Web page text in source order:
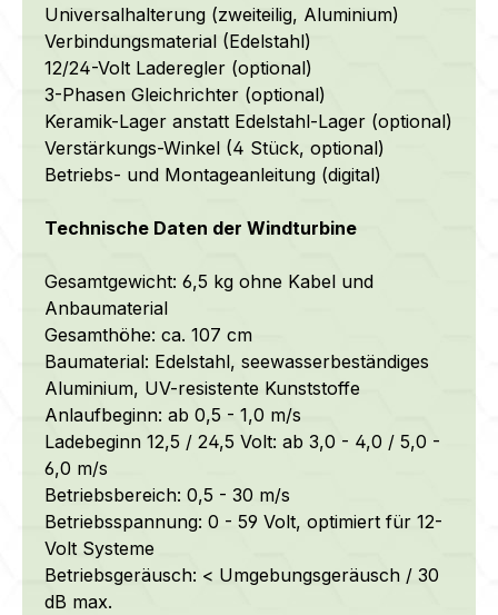
Universalhalterung (zweiteilig, Aluminium)
Verbindungsmaterial (Edelstahl)
12/24-Volt Laderegler (optional)
3-Phasen Gleichrichter (optional)
Keramik-Lager anstatt Edelstahl-Lager (optional)
Verstärkungs-Winkel (4 Stück, optional)
Betriebs- und Montageanleitung (digital)
Technische Daten der Windturbine
Gesamtgewicht: 6,5 kg ohne Kabel und
Anbaumaterial
Gesamthöhe: ca. 107 cm
Baumaterial: Edelstahl, seewasserbeständiges
Aluminium, UV-resistente Kunststoffe
Anlaufbeginn: ab 0,5 - 1,0 m/s
Ladebeginn 12,5 / 24,5 Volt: ab 3,0 - 4,0 / 5,0 -
6,0 m/s
Betriebsbereich: 0,5 - 30 m/s
Betriebsspannung: 0 - 59 Volt, optimiert für 12-
Volt Systeme
Betriebsgeräusch: < Umgebungsgeräusch / 30
dB max.